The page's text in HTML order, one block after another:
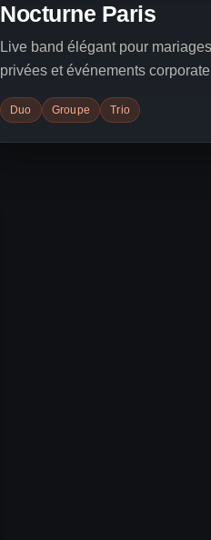
Nocturne Paris
Live band élégant pour
privées et événements
Duo Groupe Trio